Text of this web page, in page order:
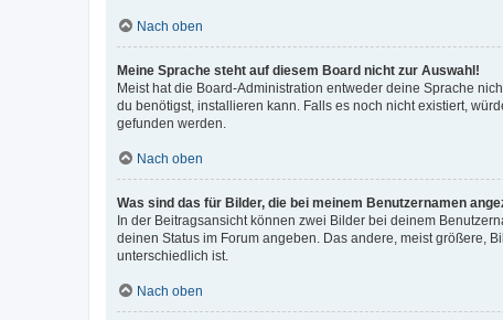
Nach oben
Meine Sprache steht auf diesem Board nicht zur Auswahl!
Meist hat die Board-Administration entweder deine Sprache
du benötigst, installieren kann. Falls es noch nicht existiert,
gefunden werden.
Nach oben
Was sind das für Bilder, die bei meinem Benutzernamen
In der Beitragsansicht können zwei Bilder bei deinem
deinen Status im Forum angeben. Das andere, meist größere,
unterschiedlich ist.
Nach oben